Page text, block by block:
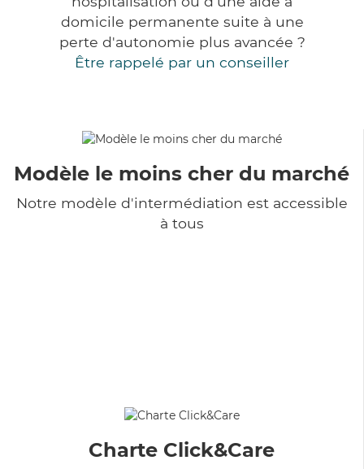
domicile permanente suite à une
perte d'autonomie plus avancée ?
Être rappelé par un conseiller
Modèle le moins cher du marché
Notre modèle d'intermédiation est accessible
à tous
Charte Click&Care